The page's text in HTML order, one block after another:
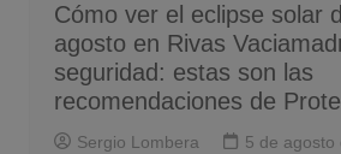
Cómo ver el eclipse solar
agosto en Rivas
seguridad: estas son las
recomendaciones de
Sergio Lombera 5 de agosto